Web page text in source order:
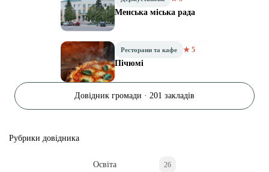
Менська міська рада
Ресторани та кафе ★ 5
Пічюмі
Довідник громади · 201 закладів
Рубрики довідника
Освіта 26